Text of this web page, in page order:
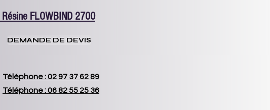
Résine FLOWBIND 2700
DEMANDE DE DEVIS
Téléphone : 02 97 37 62 89
Téléphone : 06 82 55 25 36